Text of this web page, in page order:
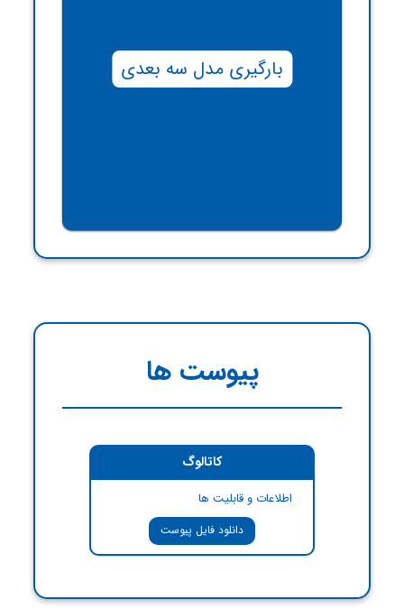
بارگیری مدل سه بعدی
پیوست ها
کاتالوگ
اطلاعات و قابلیت ها
دانلود فایل پیوست